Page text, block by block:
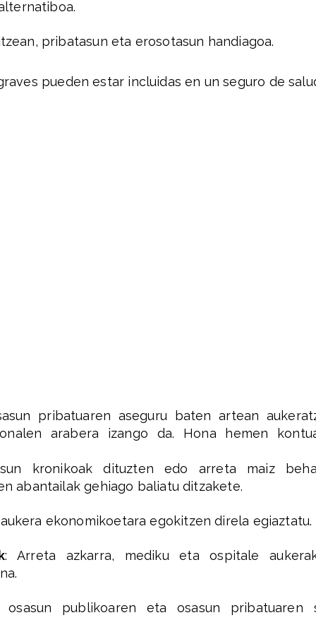
pribatasun eta erosotasun handiagoa.
pribatuaren aseguru baten artean
arabera izango da. Hona hemen
kronikoak dituzten edo arreta maiz
abantailak gehiago baliatu ditzakete.
ekonomikoetara egokitzen direla egiaztatu.
: Arreta azkarra, mediku eta ospitale
osasun publikoaren eta osasun pribatuaren